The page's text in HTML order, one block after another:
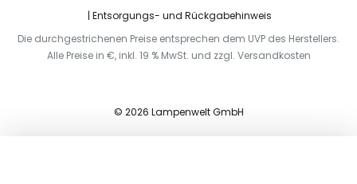
Entsorgungs- und Rückgabehinweis
Die durchgestrichenen Preise entsprechen dem UVP des Herstellers.
Alle Preise in €, inkl. 19 % MwSt. und zzgl. Versandkosten
© 2026 Lampenwelt GmbH